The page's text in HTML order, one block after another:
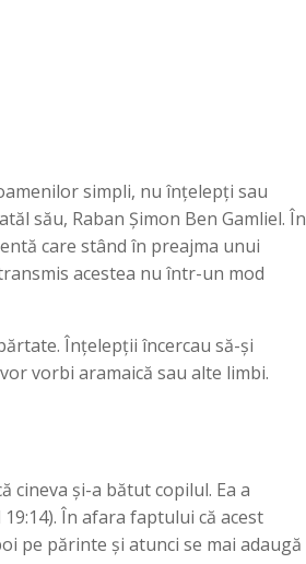
simpli, nu înțelepți sau
său, Raban Șimon Ben Gamliel. În
care stând în preajma unui
acestea nu într-un mod
Înțelepții încercau să-și
vorbi aramaică sau alte limbi.
cineva și-a bătut copilul. Ea a
În afara faptului că acest
pe părinte și atunci se mai adaugă